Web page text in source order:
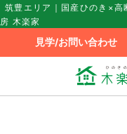
筑豊エリア｜国産ひのき×
房 木楽家
見学/お問い合わせ